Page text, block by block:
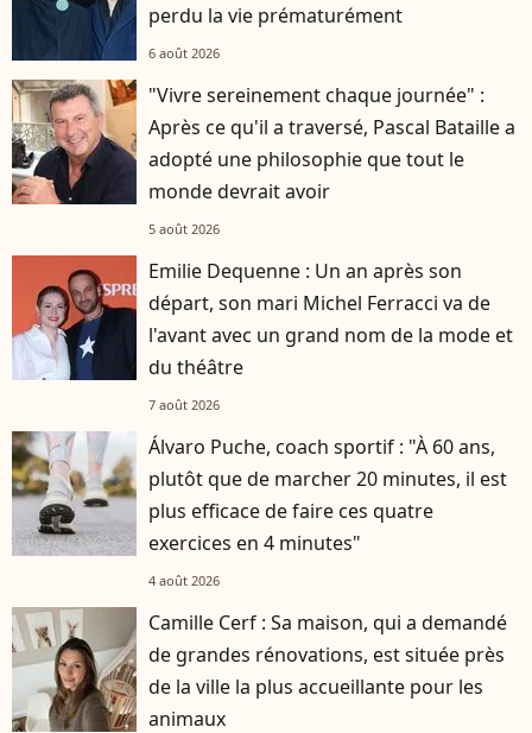
perdu la vie prématurément
6 août 2026
"Vivre sereinement chaque journée" :
Après ce qu'il a traversé, Pascal Bataille a
adopté une philosophie que tout le
monde devrait avoir
5 août 2026
Emilie Dequenne : Un an après son
départ, son mari Michel Ferracci va de
l'avant avec un grand nom de la mode et
du théâtre
7 août 2026
Álvaro Puche, coach sportif : "À 60 ans,
plutôt que de marcher 20 minutes, il est
plus efficace de faire ces quatre
exercices en 4 minutes"
4 août 2026
Camille Cerf : Sa maison, qui a demandé
de grandes rénovations, est située près
de la ville la plus accueillante pour les
animaux